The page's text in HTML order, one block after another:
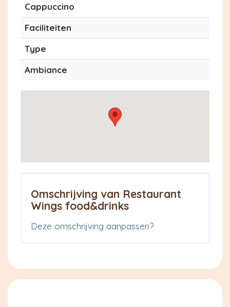
Cappuccino
Faciliteiten
Type
Ambiance
Omschrijving van Restaurant
Wings food&drinks
Deze omschrijving aanpassen?